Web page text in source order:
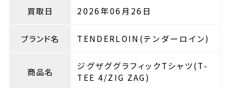
買取日 2026年06月26日
ブランド名 TENDERLOIN(テンダーロイン)
商品名
ジグザググラフィックTシャツ(T-
TEE 4/ZIG ZAG)